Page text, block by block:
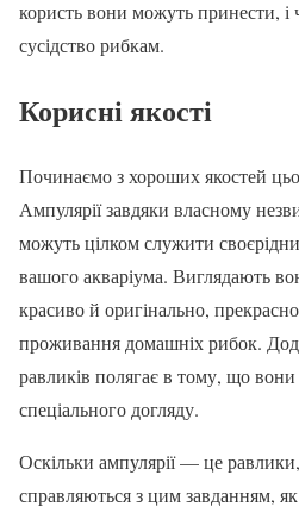
користь вони можуть принести, і
сусідство рибкам.
Корисні якості
Починаємо з хороших якостей
Ампулярії завдяки власному
можуть цілком служити
вашого акваріума. Виглядають
красиво й оригінально,
проживання домашніх рибок.
равликів полягає в тому, що
спеціального догляду.
Оскільки ампулярії — це
справляються з цим завданням,